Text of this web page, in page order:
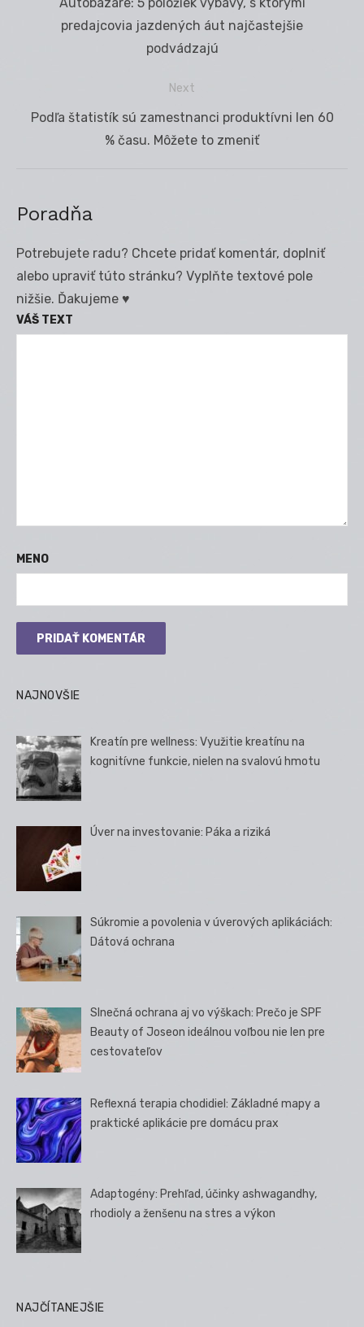
článku
predajcovia jazdených áut najčastejšie
podvádzajú
Next
Next
Podľa štatistík sú zamestnanci produktívni len 60
% času. Môžete to zmeniť
Poradňa
Potrebujete radu? Chcete pridať komentár, doplniť
alebo upraviť túto stránku? Vyplňte textové pole
nižšie. Ďakujeme ♥
VÁŠ TEXT
MENO
NAJNOVŠIE
Kreatín pre wellness: Využitie kreatínu na
kognitívne funkcie, nielen na svalovú hmotu
Úver na investovanie: Páka a riziká
Súkromie a povolenia v úverových aplikáciách:
Dátová ochrana
Slnečná ochrana aj vo výškach: Prečo je SPF
Beauty of Joseon ideálnou voľbou nie len pre
cestovateľov
Reflexná terapia chodidiel: Základné mapy a
praktické aplikácie pre domácu prax
Adaptogény: Prehľad, účinky ashwagandhy,
rhodioly a ženšenu na stres a výkon
NAJČÍTANEJŠIE